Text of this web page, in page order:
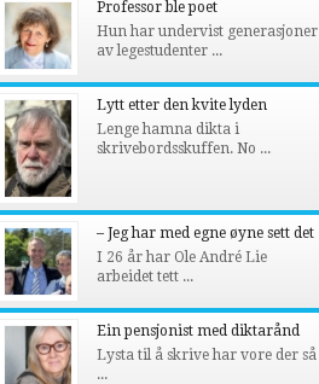
Professor ble poet
Hun har undervist generasjoner
av legestudenter ...
Lytt etter den kvite lyden
Lenge hamna dikta i
skrivebordsskuffen. No ...
– Jeg har med egne øyne sett det
I 26 år har Ole André Lie
arbeidet tett ...
Ein pensjonist med diktarånd
Lysta til å skrive har vore der så
...